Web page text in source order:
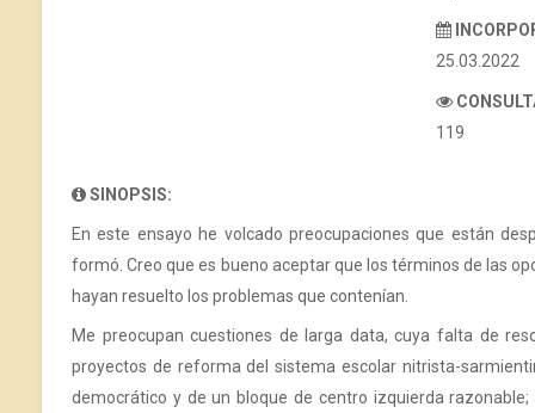
25.03.2022
119
SINOPSIS:
En este ensayo he volcado preocupaciones que están
formó. Creo que es bueno aceptar que los términos de las
hayan resuelto los problemas que contenían.
Me preocupan cuestiones de larga data, cuya falta de
proyectos de reforma del sistema escolar nitrista-
democrático y de un bloque de centro izquierda